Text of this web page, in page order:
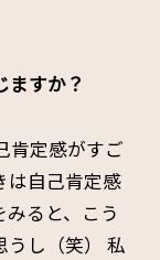
ますか？
肯定感がすご
は自己肯定感
ると、こう
うし（笑） 私